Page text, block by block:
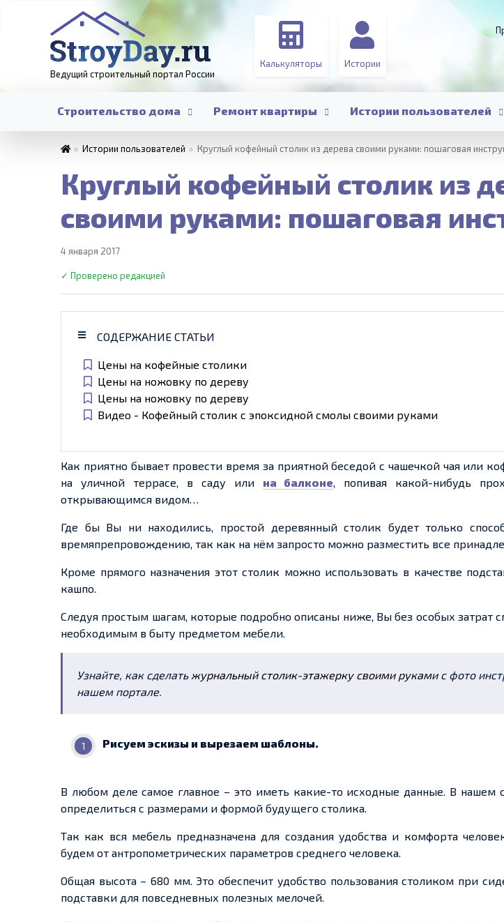
Ведущий строительный портал России
Калькуляторы Истории
Строительство дома Ремонт квартиры Истории пользователей
» Истории пользователей » Круглый кофейный столик из дерева своими руками: пошаговая
Круглый кофейный столик из
своими руками: пошаговая
4 января 2017
✓ Проверено редакцией
СОДЕРЖАНИЕ СТАТЬИ
Цены на кофейные столики
Цены на ножовку по дереву
Цены на ножовку по дереву
Видео - Кофейный столик с эпоксидной смолы своими руками
Как приятно бывает провести время за приятной беседой с чашечкой чая или
на уличной террасе, в саду или на балконе, попивая какой-нибудь
открывающимся видом…
Где бы Вы ни находились, простой деревянный столик будет только
времяпрепровождению, так как на нём запросто можно разместить все
Кроме прямого назначения этот столик можно использовать в качестве
кашпо.
Следуя простым шагам, которые подробно описаны ниже, Вы без особых затрат
необходимым в быту предметом мебели.
Узнайте, как сделать журнальный столик-этажерку своими рукамис фото
нашем портале.
Рисуем эскизы и вырезаем шаблоны.
В любом деле самое главное – это иметь какие-то исходные данные. В нашем
определиться с размерами и формой будущего столика.
Так как вся мебель предназначена для создания удобства и комфорта
будем от антропометрических параметров среднего человека.
Общая высота – 680 мм. Это обеспечит удобство пользования столиком при
подставки для повседневных полезных мелочей.